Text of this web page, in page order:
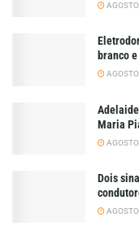
branco
Maria
Dois